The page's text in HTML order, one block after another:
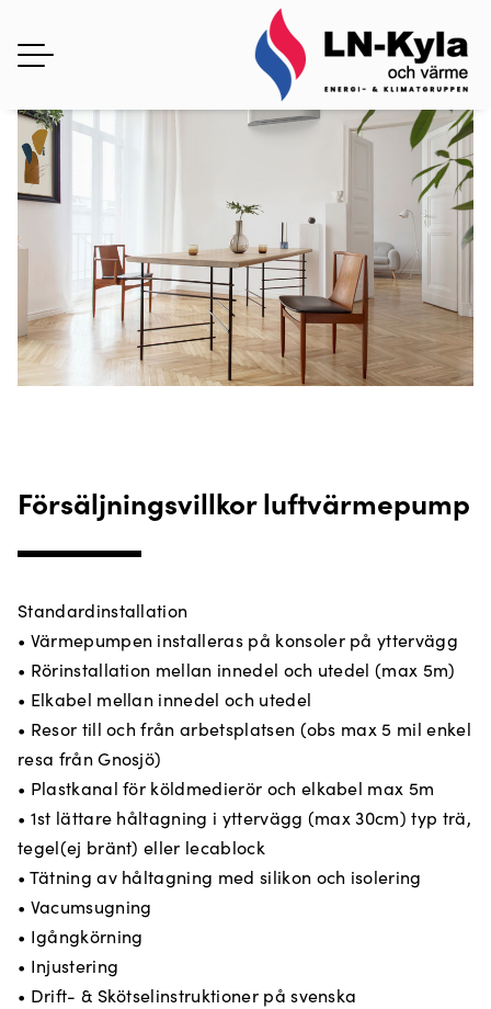
Försäljningsvillkor luftvärmepump
Standardinstallation
• Värmepumpen installeras på konsoler på yttervägg
• Rörinstallation mellan innedel och utedel (max 5m)
• Elkabel mellan innedel och utedel
• Resor till och från arbetsplatsen (obs max 5 mil enkel
resa från Gnosjö)
• Plastkanal för köldmedierör och elkabel max 5m
• 1st lättare håltagning i yttervägg (max 30cm) typ trä,
tegel(ej bränt) eller lecablock
• Tätning av håltagning med silikon och isolering
• Vacumsugning
• Igångkörning
• Injustering
• Drift- & Skötselinstruktioner på svenska